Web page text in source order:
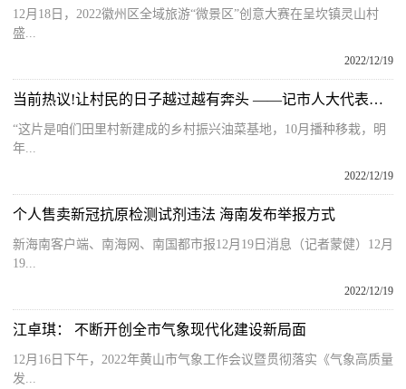
12月18日，2022徽州区全域旅游“微景区”创意大赛在呈坎镇灵山村
盛...
2022/12/19
当前热议!让村民的日子越过越有奔头 ——记市人大代表章文静
“这片是咱们田里村新建成的乡村振兴油菜基地，10月播种移栽，明
年...
2022/12/19
个人售卖新冠抗原检测试剂违法 海南发布举报方式
新海南客户端、南海网、南国都市报12月19日消息（记者蒙健）12月
19...
2022/12/19
江卓琪： 不断开创全市气象现代化建设新局面
12月16日下午，2022年黄山市气象工作会议暨贯彻落实《气象高质量
发...